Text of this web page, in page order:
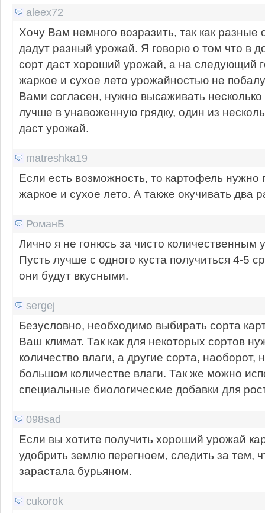
aleex72
Хочу Вам немного возразить, так как разные
дадут разный урожай. Я говорю о том что в
сорт даст хороший урожай, а на следующий
жаркое и сухое лето урожайностью не
Вами согласен, нужно высаживать
лучше в унавоженную грядку, один из
даст урожай.
matreshka19
Если есть возможность, то картофель нужно
жаркое и сухое лето. А также окучивать два
РоманБ
Лично я не гонюсь за чисто количественным
Пусть лучше с одного куста получиться 4-5
они будут вкусными.
sergej
Безусловно, необходимо выбирать сорта
Ваш климат. Так как для некоторых сортов
количество влаги, а другие сорта, наоборот,
большом количестве влаги. Так же можно
специальные биологические добавки для
098sad
Если вы хотите получить хороший урожай
удобрить землю перегноем, следить за тем,
зарастала бурьяном.
cukorok